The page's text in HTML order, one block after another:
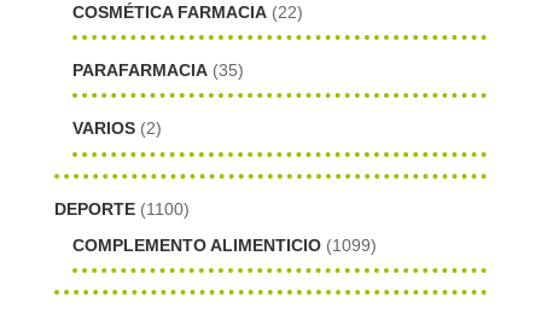
COSMÉTICA FARMACIA (22)
PARAFARMACIA (35)
VARIOS (2)
DEPORTE (1100)
COMPLEMENTO ALIMENTICIO (1099)